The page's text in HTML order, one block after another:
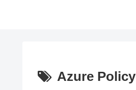
Azure Policy